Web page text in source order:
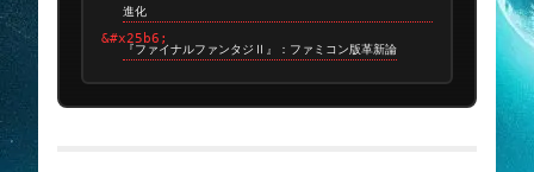
進化
『ファイナルファンタジⅡ』：ファミコン版革新論